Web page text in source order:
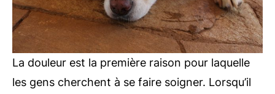
La douleur est la première raison pour laquelle
les gens cherchent à se faire soigner. Lorsqu’il